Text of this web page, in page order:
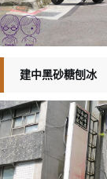
建中黑砂糖刨冰